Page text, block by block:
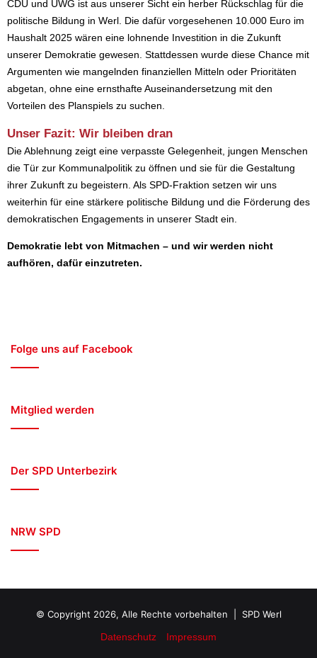
CDU und UWG ist aus unserer Sicht ein herber Rückschlag für die
politische Bildung in Werl. Die dafür vorgesehenen 10.000 Euro im
Haushalt 2025 wären eine lohnende Investition in die Zukunft
unserer Demokratie gewesen. Stattdessen wurde diese Chance mit
Argumenten wie mangelnden finanziellen Mitteln oder Prioritäten
abgetan, ohne eine ernsthafte Auseinandersetzung mit den
Vorteilen des Planspiels zu suchen.
Unser Fazit: Wir bleiben dran
Die Ablehnung zeigt eine verpasste Gelegenheit, jungen Menschen
die Tür zur Kommunalpolitik zu öffnen und sie für die Gestaltung
ihrer Zukunft zu begeistern. Als SPD-Fraktion setzen wir uns
weiterhin für eine stärkere politische Bildung und die Förderung des
demokratischen Engagements in unserer Stadt ein.
Demokratie lebt von Mitmachen – und wir werden nicht
aufhören, dafür einzutreten.
Folge uns auf Facebook
Mitglied werden
Der SPD Unterbezirk
NRW SPD
© Copyright 2026, Alle Rechte vorbehalten | SPD Werl
Datenschutz
Impressum